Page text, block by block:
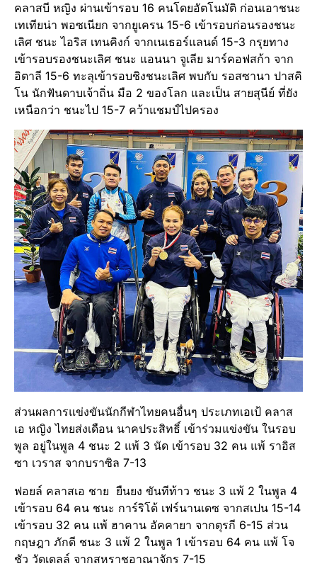
คลาสบี หญิง ผ่านเข้ารอบ 16 คนโดยอัตโนมัติ ก่อนเอาชนะ
เทเทียน่า พอซเนียก จากยูเครน 15-6 เข้ารอบก่อนรองชนะ
เลิศ ชนะ ไอริส เทนคิงก์ จากเนเธอร์แลนด์ 15-3 กรุยทาง
เข้ารอบรองชนะเลิศ ชนะ แอนนา จูเลีย มาร์คอฟสก้า จาก
อิตาลี 15-6 ทะลุเข้ารอบชิงชนะเลิศ พบกับ รอสซานา ปาสคิ
โน นักฟันดาบเจ้าถิ่น มือ 2 ของโลก และเป็น สายสุนีย์ ที่ยัง
เหนือกว่า ชนะไป 15-7 คว้าแชมป์ไปครอง
ส่วนผลการแข่งขันนักกีฬาไทยคนอื่นๆ ประเภทเอเป้ คลาส
เอ หญิง ไทยส่งเดือน นาคประสิทธิ์ เข้าร่วมแข่งขัน ในรอบ
พูล อยู่ในพูล 4 ชนะ 2 แพ้ 3 นัด เข้ารอบ 32 คน แพ้ ราอิส
ซา เวราส จากบราซิล 7-13
ฟอยล์ คลาสเอ ชาย ยืนยง ขันทีท้าว ชนะ 3 แพ้ 2 ในพูล 4
เข้ารอบ 64 คน ชนะ การ์ริโด้ เฟร์นานเดซ จากสเปน 15-14
เข้ารอบ 32 คน แพ้ ฮาคาน อัคคายา จากตุรกี 6-15 ส่วน
กฤษฎา ภักดี ชนะ 3 แพ้ 2 ในพูล 1 เข้ารอบ 64 คน แพ้ โจ
ชัว วัดเดลล์ จากสหราชอาณาจักร 7-15